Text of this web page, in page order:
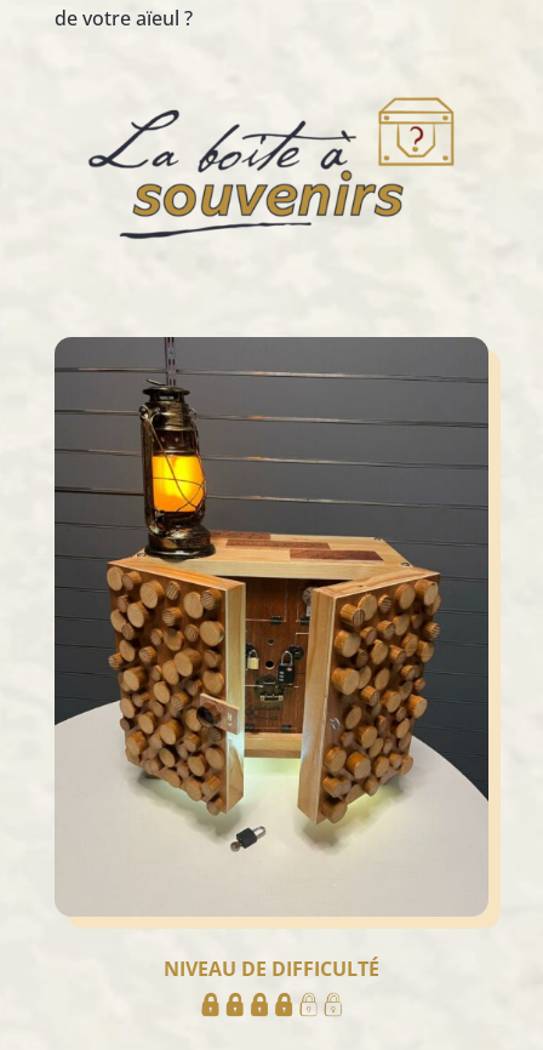
de votre aïeul ?
NIVEAU DE DIFFICULTÉ